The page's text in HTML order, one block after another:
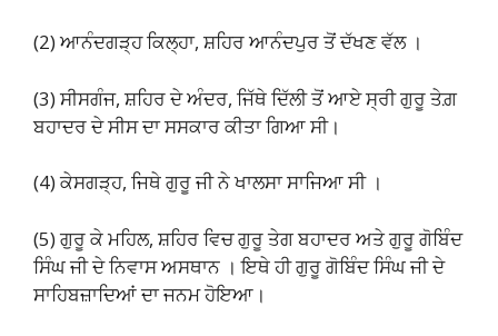
(2) ਆਨੰਦਗੜ੍ਹ ਕਿਲ੍ਹਾ, ਸ਼ਹਿਰ ਆਨੰਦਪੁਰ ਤੋਂ ਦੱਖਣ ਵੱਲ ।
(3) ਸੀਸਗੰਜ, ਸ਼ਹਿਰ ਦੇ ਅੰਦਰ, ਜਿੱਥੇ ਦਿੱਲੀ ਤੋਂ ਆਏ ਸ੍ਰੀ ਗੁਰੂ ਤੇਗ਼
ਬਹਾਦਰ ਦੇ ਸੀਸ ਦਾ ਸਸਕਾਰ ਕੀਤਾ ਗਿਆ ਸੀ।
(4) ਕੇਸਗੜ੍ਹ, ਜਿਥੇ ਗੁਰੂ ਜੀ ਨੇ ਖਾਲਸਾ ਸਾਜਿਆ ਸੀ ।
(5) ਗੁਰੂ ਕੇ ਮਹਿਲ, ਸ਼ਹਿਰ ਵਿਚ ਗੁਰੂ ਤੇਗ ਬਹਾਦਰ ਅਤੇ ਗੁਰੂ ਗੋਬਿੰਦ
ਸਿੰਘ ਜੀ ਦੇ ਨਿਵਾਸ ਅਸਥਾਨ । ਇਥੇ ਹੀ ਗੁਰੂ ਗੋਬਿੰਦ ਸਿੰਘ ਜੀ ਦੇ
ਸਾਹਿਬਜ਼ਾਦਿਆਂ ਦਾ ਜਨਮ ਹੋਇਆ।